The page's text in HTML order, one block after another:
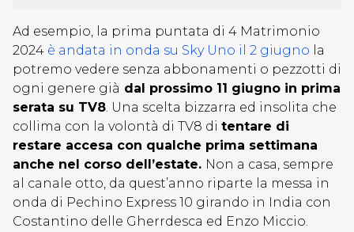
Ad esempio, la prima puntata di 4 Matrimonio
2024 è andata in onda su Sky Uno il 2 giugno la
potremo vedere senza abbonamenti o pezzotti di
ogni genere già dal prossimo 11 giugno in prima
serata su TV8. Una scelta bizzarra ed insolita che
collima con la volontà di TV8 di tentare di
restare accesa con qualche prima settimana
anche nel corso dell’estate. Non a casa, sempre
al canale otto, da quest’anno riparte la messa in
onda di Pechino Express 10 girando in India con
Costantino delle Gherrdesca ed Enzo Miccio.